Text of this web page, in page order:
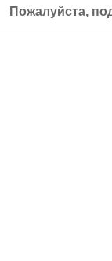
Пожалуйста,